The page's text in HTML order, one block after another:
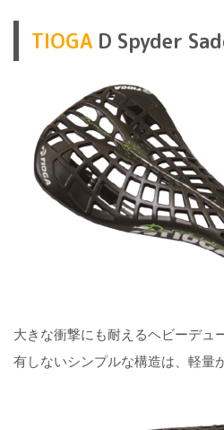
TIOGA D Spyder
大きな衝撃にも耐えるヘビーデュ
有しないシンプルな構造は、軽量